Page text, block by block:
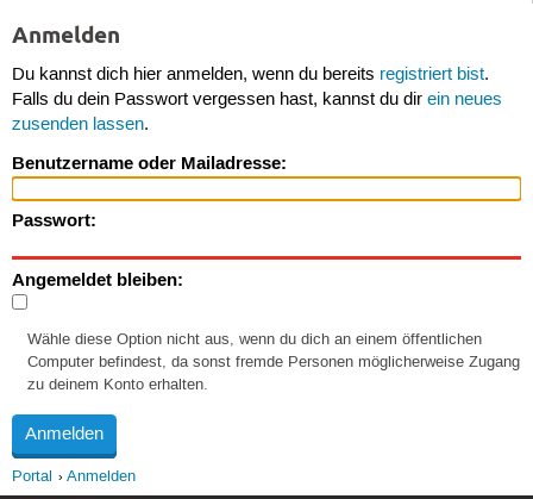
Anmelden
Du kannst dich hier anmelden, wenn du bereits registriert bist.
Falls du dein Passwort vergessen hast, kannst du dir ein neues
zusenden lassen.
Benutzername oder Mailadresse:
Passwort:
Angemeldet bleiben:
Wähle diese Option nicht aus, wenn du dich an einem öffentlichen
Computer befindest, da sonst fremde Personen möglicherweise Zugang
zu deinem Konto erhalten.
Portal Anmelden